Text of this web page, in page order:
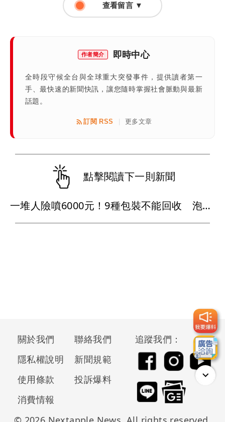
查看留言 ▼
作者簡介 即時中心
全時段守候全台與全球重大突發事件，提供讀者第一
手、最快速的新聞快訊，讓您隨時掌握社會脈動與最新
話題。
訂閱 RSS 更多文章
點擊閱讀下一則新聞
一堆人險噴6000元！9種包裝不能回收 泡麵、網購袋全中
關於我們
聯絡我們
隱私權說明
新聞規範
使用條款
投訴爆料
消費情報
追蹤我們：